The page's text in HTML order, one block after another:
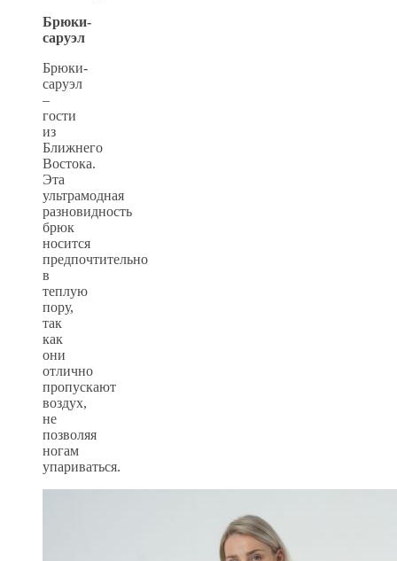
Брюки-
саруэл
Брюки-
саруэл
–
гости
из
Ближнего
Востока.
Эта
ультрамодная
разновидность
брюк
носится
предпочтительно
в
теплую
пору,
так
как
они
отлично
пропускают
воздух,
не
позволяя
ногам
упариваться.